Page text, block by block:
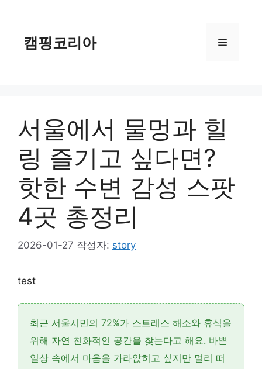
캠핑코리아 메
서울에서 물멍과 힐
링 즐기고 싶다면?
핫한 수변 감성 스팟
4곳 총정리
2026-01-27 작성자: story
test
최근 서울시민의 72%가 스트레스 해소와 휴식을
위해 자연 친화적인 공간을 찾는다고 해요. 바쁜
일상 속에서 마음을 가라앉히고 싶지만 멀리 떠